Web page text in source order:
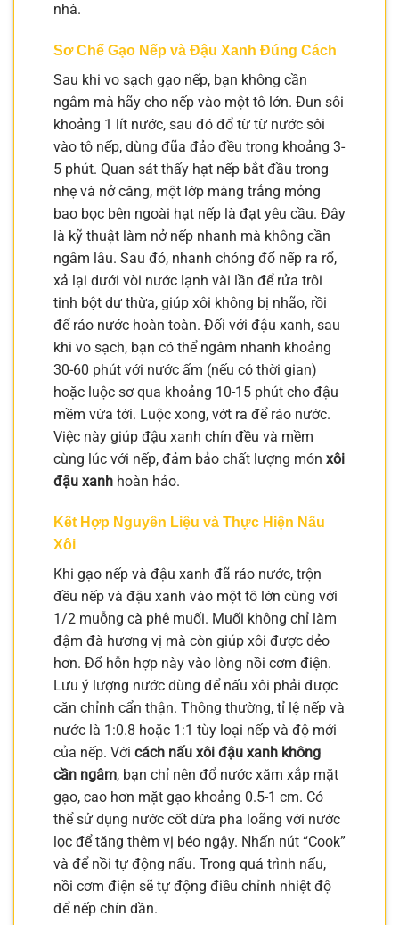
nhà.
Sơ Chế Gạo Nếp và Đậu Xanh Đúng Cách
Sau khi vo sạch gạo nếp, bạn không cần
ngâm mà hãy cho nếp vào một tô lớn. Đun sôi
khoảng 1 lít nước, sau đó đổ từ từ nước sôi
vào tô nếp, dùng đũa đảo đều trong khoảng 3-
5 phút. Quan sát thấy hạt nếp bắt đầu trong
nhẹ và nở căng, một lớp màng trắng mỏng
bao bọc bên ngoài hạt nếp là đạt yêu cầu. Đây
là kỹ thuật làm nở nếp nhanh mà không cần
ngâm lâu. Sau đó, nhanh chóng đổ nếp ra rổ,
xả lại dưới vòi nước lạnh vài lần để rửa trôi
tinh bột dư thừa, giúp xôi không bị nhão, rồi
để ráo nước hoàn toàn. Đối với đậu xanh, sau
khi vo sạch, bạn có thể ngâm nhanh khoảng
30-60 phút với nước ấm (nếu có thời gian)
hoặc luộc sơ qua khoảng 10-15 phút cho đậu
mềm vừa tới. Luộc xong, vớt ra để ráo nước.
Việc này giúp đậu xanh chín đều và mềm
cùng lúc với nếp, đảm bảo chất lượng món xôi
đậu xanh hoàn hảo.
Kết Hợp Nguyên Liệu và Thực Hiện Nấu
Xôi
Khi gạo nếp và đậu xanh đã ráo nước, trộn
đều nếp và đậu xanh vào một tô lớn cùng với
1/2 muỗng cà phê muối. Muối không chỉ làm
đậm đà hương vị mà còn giúp xôi được dẻo
hơn. Đổ hỗn hợp này vào lòng nồi cơm điện.
Lưu ý lượng nước dùng để nấu xôi phải được
căn chỉnh cẩn thận. Thông thường, tỉ lệ nếp và
nước là 1:0.8 hoặc 1:1 tùy loại nếp và độ mới
của nếp. Với cách nấu xôi đậu xanh không
cần ngâm, bạn chỉ nên đổ nước xăm xắp mặt
gạo, cao hơn mặt gạo khoảng 0.5-1 cm. Có
thể sử dụng nước cốt dừa pha loãng với nước
lọc để tăng thêm vị béo ngậy. Nhấn nút “Cook”
và để nồi tự động nấu. Trong quá trình nấu,
nồi cơm điện sẽ tự động điều chỉnh nhiệt độ
để nếp chín dần.